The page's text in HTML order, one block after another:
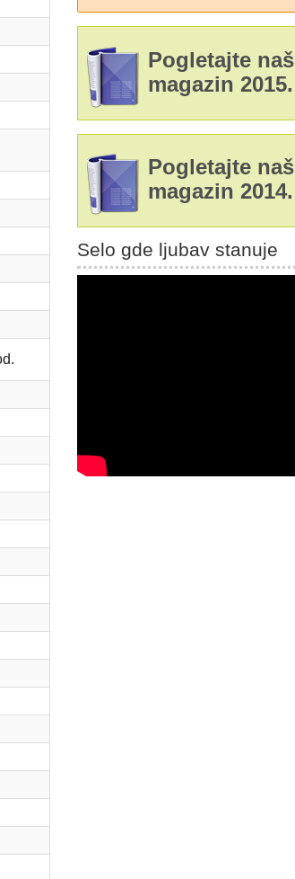
Pogletajte naš
magazin 2015.
Pogletajte naš
magazin 2014.
Selo gde ljubav stanuje